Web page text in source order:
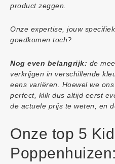
product zeggen.
Onze expertise, jouw
goedkomen toch?
Nog even belangrijk: de
verkrijgen in verschillende
eens variëren. Hoewel we
perfect, klik dus altijd eerst
de actuele prijs te weten, en
Onze top 5
Poppenhuizen: